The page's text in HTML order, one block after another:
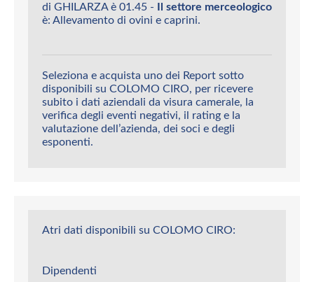
di GHILARZA è 01.45 - Il settore merceologico
è: Allevamento di ovini e caprini.
Seleziona e acquista uno dei Report sotto
disponibili su COLOMO CIRO, per ricevere
subito i dati aziendali da visura camerale, la
verifica degli eventi negativi, il rating e la
valutazione dell’azienda, dei soci e degli
esponenti.
Atri dati disponibili su COLOMO CIRO:
Dipendenti